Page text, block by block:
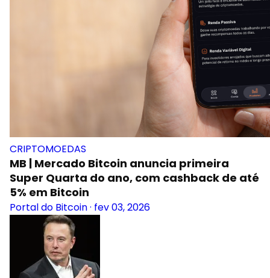
CRIPTOMOEDAS
MB | Mercado Bitcoin anuncia primeira
Super Quarta do ano, com cashback de até
5% em Bitcoin
Portal do Bitcoin